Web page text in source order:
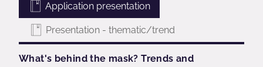
Application presentation
Presentation - thematic/trend
What's behind the mask? Trends and